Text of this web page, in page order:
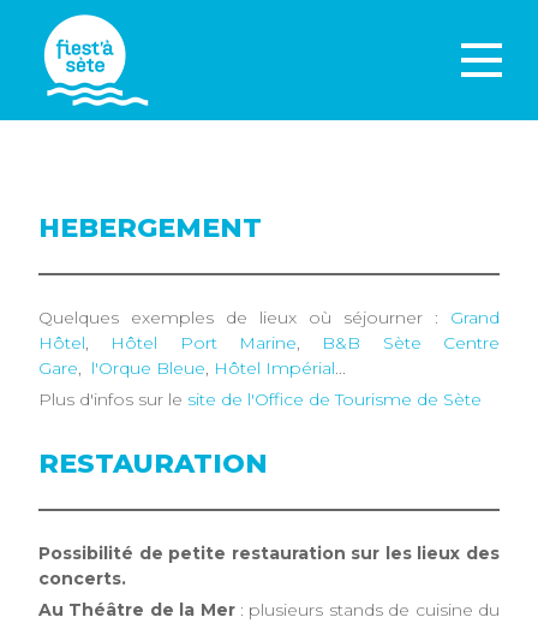
HEBERGEMENT
Quelques exemples de lieux où séjourner :
Grand
Hôtel, Hôtel Port Marine, B&B Sète Centre
Gare, l'Orque Bleue, Hôtel Impérial...
Plus d'infos sur le site de l'Office de Tourisme de Sète
RESTAURATION
Possibilité de petite restauration sur les lieux des
concerts.
Au Théâtre de la Mer : plusieurs stands de cuisine du